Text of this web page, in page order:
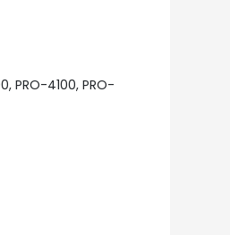
PRO-4100, PRO-